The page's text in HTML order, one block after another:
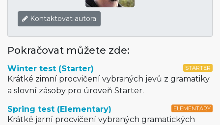
Kontaktovat autora
Pokračovat můžete zde:
STARTER
Winter test (Starter)
Krátké zimní procvičení vybraných jevů z gramatiky
a slovní zásoby pro úroveň Starter.
ELEMENTARY
Spring test (Elementary)
Krátké jarní procvičení vybraných gramatických